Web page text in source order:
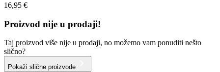
16,95 €
Proizvod nije u prodaji!
Taj proizvod više nije u prodaji, no možemo vam ponuditi nešto
slično?
Pokaži slične proizvode